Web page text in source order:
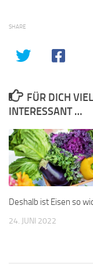
SHARE
FÜR DICH
INTERESSANT …
Deshalb ist Eisen so
24. JUNI 2022